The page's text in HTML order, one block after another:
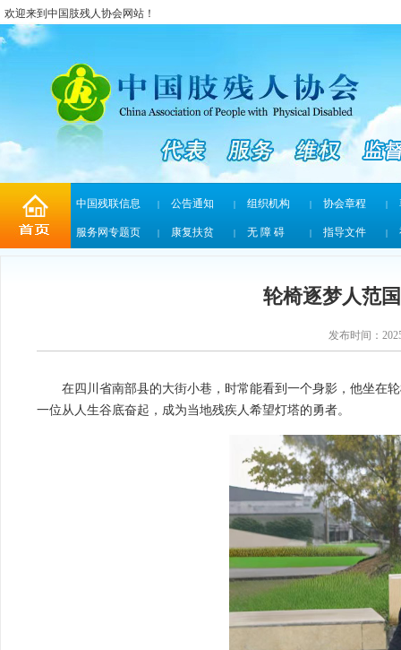
欢迎来到中国肢残人协会网站！
中国残联信息 | 公告通知 | 组织机构 | 协会章程 |
服务网专题页 | 康复扶贫 | 无 障 碍 | 指导文件 |
轮椅逐梦人范
发布时间：
在四川省南部县的大街小巷，时常能看到一个身影，他坐在
一位从人生谷底奋起，成为当地残疾人希望灯塔的勇者。